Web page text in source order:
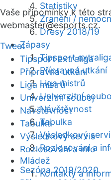
Statistiky
Zranění /
Dresy 2018/19
Zápasy
Tipsport
Přípravná utkání
Liga mistrů
Univerzitní
Návštěvnost
Tabulka
Výsledkový
Rozlosování a
Mládež
Kontakty a
Vaše připomínky k této
webmaster@esports.cz.
Tweet
Tipsport extraliga
Přípravná utkání
Liga mistrů
Univerzitní souboj
Návštěvnost
Tabulka
Výsledkový servis
Rozlosování a info
Sezóna 2019/2020